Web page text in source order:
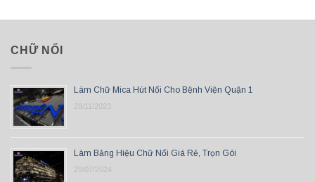
CHỮ NỔI
Làm Chữ Mica Hút Nổi Cho Bệnh Viện Quận 1
28/11/2023
Làm Bảng Hiệu Chữ Nổi Giá Rẻ, Trọn Gói
29/07/2024